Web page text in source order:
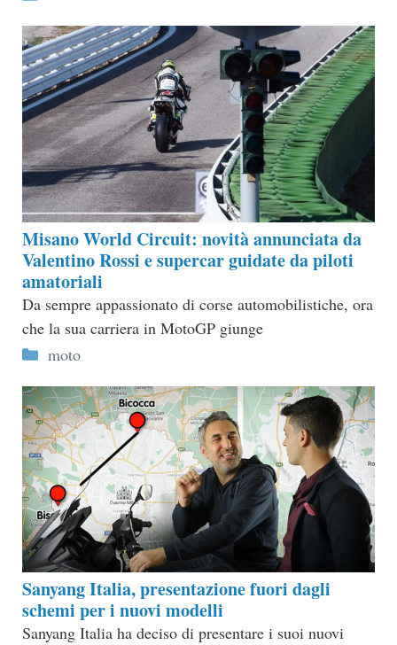
Misano World Circuit: novità annunciata da
Valentino Rossi e supercar guidate da piloti
amatoriali
Da sempre appassionato di corse automobilistiche, ora
che la sua carriera in MotoGP giunge
Categorie
moto
Sanyang Italia, presentazione fuori dagli
schemi per i nuovi modelli
Sanyang Italia ha deciso di presentare i suoi nuovi